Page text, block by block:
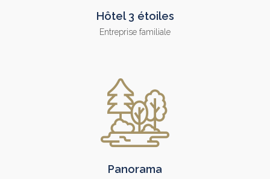
Hôtel 3 étoiles
Entreprise familiale
Panorama